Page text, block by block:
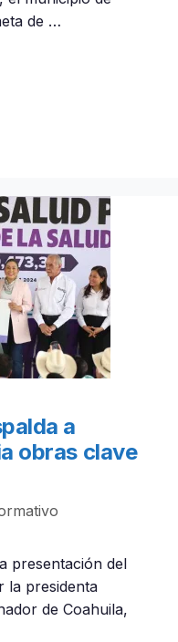
de …
a
obras clave
presentación del
la presidenta
de Coahuila,